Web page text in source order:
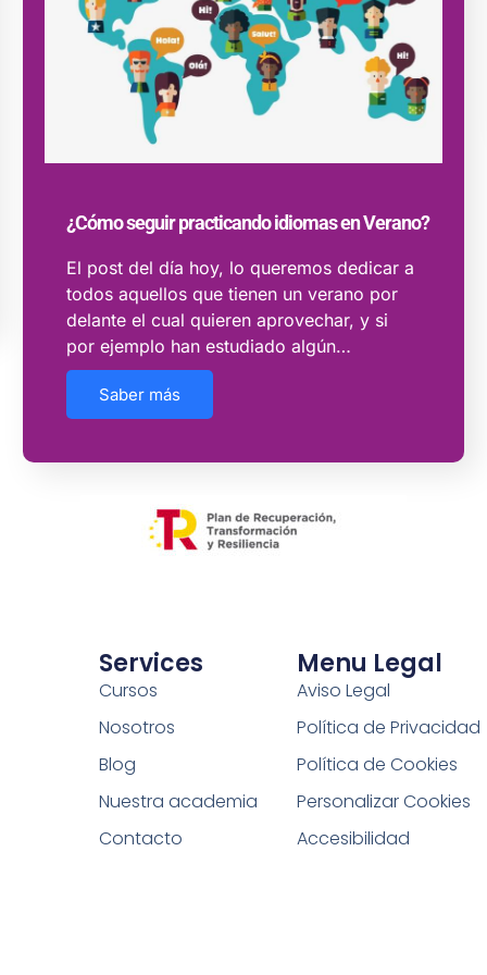
¿Cómo seguir practicando idiomas en Verano?
El post del día hoy, lo queremos dedicar a
todos aquellos que tienen un verano por
delante el cual quieren aprovechar, y si
por ejemplo han estudiado algún…
Saber más
Services
Cursos
Nosotros
Blog
Nuestra academia
Contacto
Menu Legal
Aviso Legal
Política de Privacidad
Política de Cookies
Personalizar Cookies
Accesibilidad